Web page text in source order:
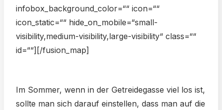
infobox_background_color=““ icon=““
icon_static=““ hide_on_mobile=“small-
visibility,medium-visibility,large-visibility“ class=““
id=““][/fusion_map]
Im Sommer, wenn in der Getreidegasse viel los ist,
sollte man sich darauf einstellen, dass man auf die